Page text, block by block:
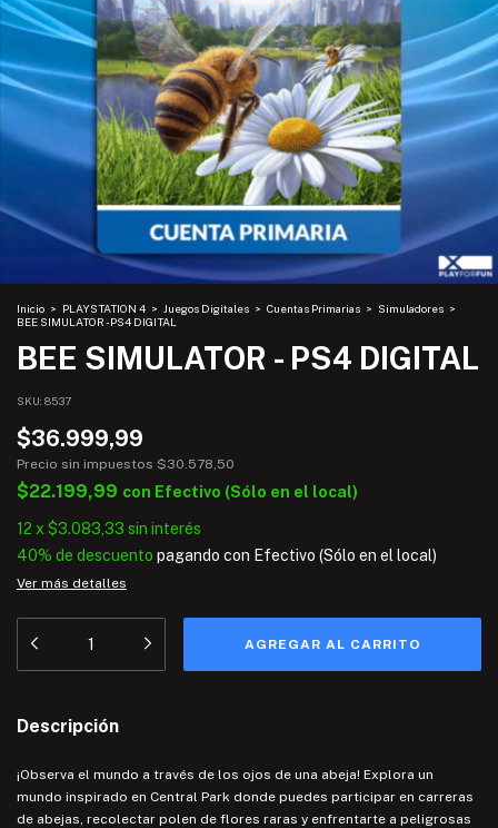
Inicio > PLAYSTATION 4 > Juegos Digitales > Cuentas Primarias > Simuladores >
BEE SIMULATOR - PS4 DIGITAL
BEE SIMULATOR - PS4 DIGITAL
SKU: 8537
$36.999,99
Precio sin impuestos $30.578,50
$22.199,99 con Efectivo (Sólo en el local)
12 x $3.083,33 sin interés
40% de descuento pagando con Efectivo (Sólo en el local)
Ver más detalles
Descripción
¡Observa el mundo a través de los ojos de una abeja! Explora un
mundo inspirado en Central Park donde puedes participar en carreras
de abejas, recolectar polen de flores raras y enfrentarte a peligrosas